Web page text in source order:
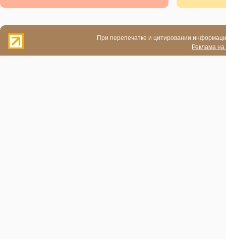
При перепечатке и цитировании
Реклама на